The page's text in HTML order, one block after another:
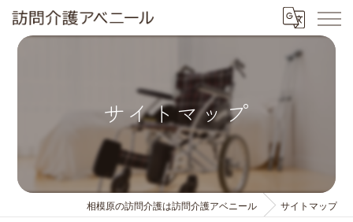
サイトマップ
相模原の訪問介護は訪問介護アベニール サイトマップ